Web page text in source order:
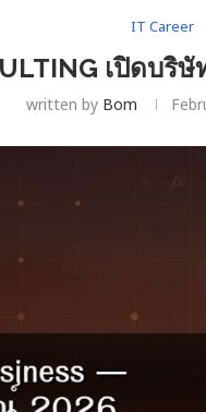
IT Career
เปิดบริ
written by Bom